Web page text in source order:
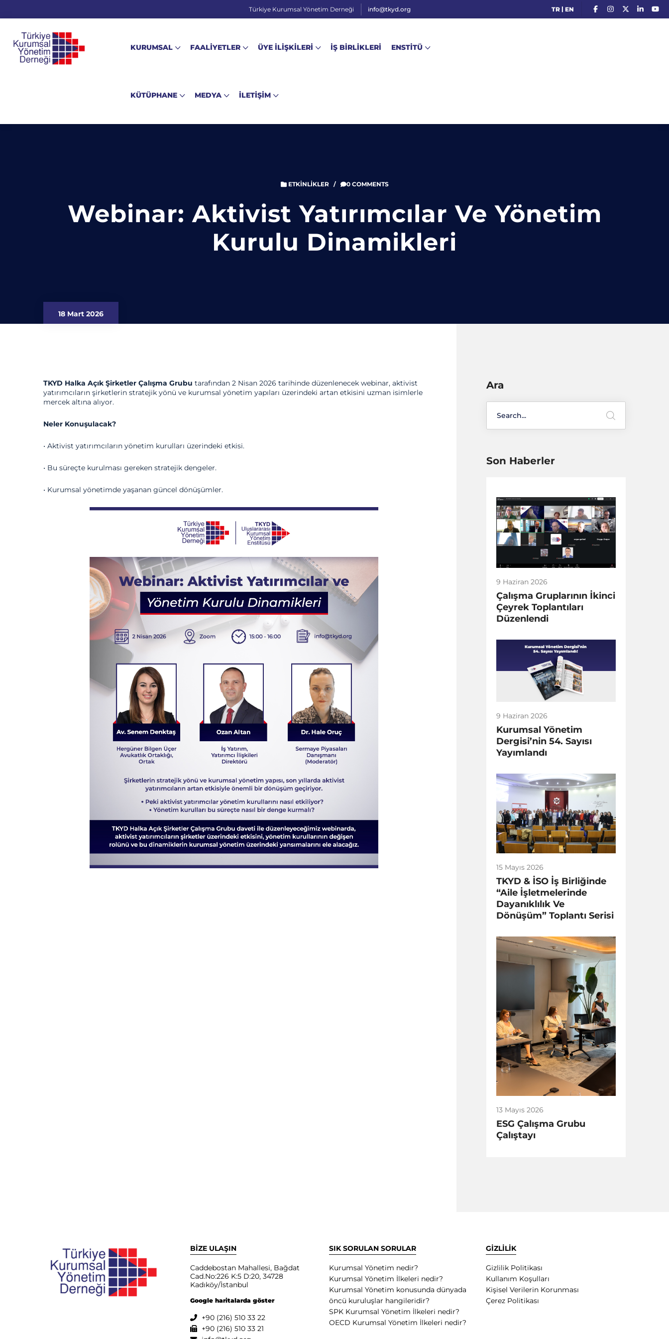
Türkiye Kurumsal Yönetim Derneği info@tkyd.org TR | EN
KURUMSAL FAALİYETLER ÜYE İLİŞKİLERİ İŞ BİRLİKLERİ ENSTİTÜ
KÜTÜPHANE MEDYA İLETİŞİM
ETKINLIKLER/ 0 COMMENTS
Webinar: Aktivist Yatırımcılar Ve Yönetim
Kurulu Dinamikleri
18 Mart 2026
TKYD Halka Açık Şirketler Çalışma Grubu tarafından 2 Nisan 2026 tarihinde düzenlenecek webinar, aktivist
yatırımcıların şirketlerin stratejik yönü ve kurumsal yönetim yapıları üzerindeki artan etkisini uzman isimlerle
mercek altına alıyor.
Neler Konuşulacak?
• Aktivist yatırımcıların yönetim kurulları üzerindeki etkisi.
• Bu süreçte kurulması gereken stratejik dengeler.
• Kurumsal yönetimde yaşanan güncel dönüşümler.
Ara
Son Haberler
9 Haziran 2026
Çalışma Gruplarının İkinci
Çeyrek Toplantıları
Düzenlendi
9 Haziran 2026
Kurumsal Yönetim
Dergisi’nin 54. Sayısı
Yayımlandı
15 Mayıs 2026
TKYD & İSO İş Birliğinde
“Aile İşletmelerinde
Dayanıklılık Ve
Dönüşüm” Toplantı Serisi
13 Mayıs 2026
ESG Çalışma Grubu
Çalıştayı
BİZE ULAŞIN
Caddebostan Mahallesi, Bağdat
Cad.No:226 K:5 D:20, 34728
Kadıköy/İstanbul
Google haritalarda göster
+90 (216) 510 33 22
+90 (216) 510 33 21
SIK SORULAN SORULAR
Kurumsal Yönetim nedir?
Kurumsal Yönetim İlkeleri nedir?
Kurumsal Yönetim konusunda dünyada
öncü kuruluşlar hangileridir?
SPK Kurumsal Yönetim İlkeleri nedir?
OECD Kurumsal Yönetim İlkeleri nedir?
GİZLİLİK
Gizlilik Politikası
Kullanım Koşulları
Kişisel Verilerin Korunması
Çerez Politikası